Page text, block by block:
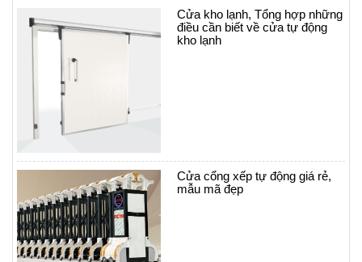
Cửa kho lạnh, Tổng hợp những
điều cần biết về cửa tự động
kho lạnh
Cửa cổng xếp tự động giá rẻ,
mẫu mã đẹp